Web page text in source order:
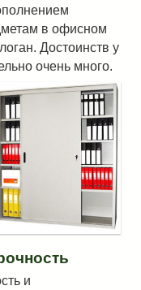
в офисном
Достоинств у
очень много.
и